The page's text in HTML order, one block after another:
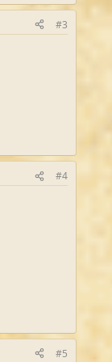
#3
#4
#5